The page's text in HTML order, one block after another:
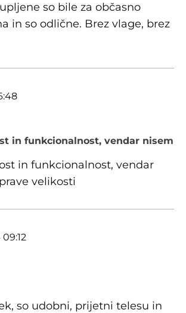
so bile za občasno
in so odlične. Brez vlage, brez
5 od 5 zvezdic
in funkcionalnost, vendar nisem
in funkcionalnost, vendar
velikosti
5 od 5 zvezdic
so udobni, prijetni telesu in